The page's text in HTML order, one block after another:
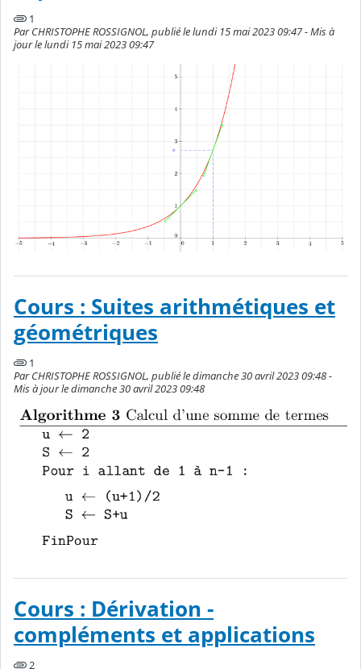
1
Par CHRISTOPHE ROSSIGNOL, publié le lundi 15 mai 2023 09:47 - Mis à
jour le lundi 15 mai 2023 09:47
Cours : Suites arithmétiques et
géométriques
1
Par CHRISTOPHE ROSSIGNOL, publié le dimanche 30 avril 2023 09:48 -
Mis à jour le dimanche 30 avril 2023 09:48
Cours : Dérivation -
compléments et applications
2